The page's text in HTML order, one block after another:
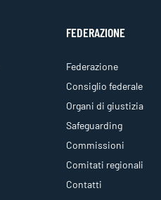
FEDERAZIONE
Federazione
Consiglio federale
Organi di giustizia
Safeguarding
Commissioni
Comitati regionali
Contatti